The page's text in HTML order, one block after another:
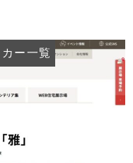
ー一覧